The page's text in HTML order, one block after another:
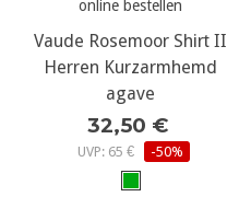
Vaude Rosemoor Shirt II
Herren Kurzarmhemd
agave
32,50 €
UVP: 65 € -50%